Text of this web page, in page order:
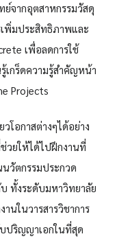
ย์จากอุตสาหกรรมวัสดุ
เพิ่มประสิทธิภาพและ
เพื่อลดการใช้
เกร็ดความรู้สำคัญหน้า
Projects
โอกาสต่างๆได้อย่าง
วยให้ได้ไปฝึกงานที่
วัตกรรมประกวด
ทั้งระดับมหาวิทยาลัย
นในวารสารวิชาการ
ปริญญาเอกในที่สุด